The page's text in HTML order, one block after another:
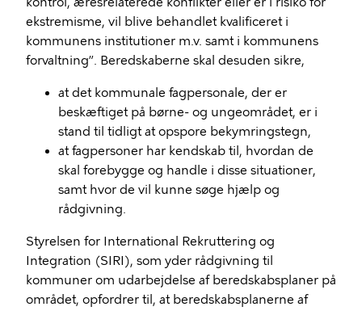
ekstremisme, vil blive behandlet kvalificeret i
kommunens institutioner m.v. samt i kommunens
forvaltning”. Beredskaberne skal desuden sikre,
at det kommunale fagpersonale, der er
beskæftiget på børne- og ungeområdet, er i
stand til tidligt at opspore bekymringstegn,
at fagpersoner har kendskab til, hvordan de
skal forebygge og handle i disse situationer,
samt hvor de vil kunne søge hjælp og
rådgivning.
Styrelsen for International Rekruttering og
Integration (SIRI), som yder rådgivning til
kommuner om udarbejdelse af beredskabsplaner på
området, opfordrer til, at beredskabsplanerne af